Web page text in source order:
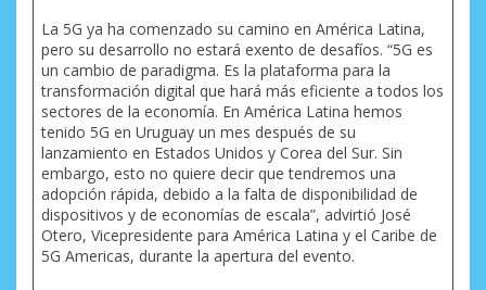
La 5G ya ha comenzado su camino en América Latina,
pero su desarrollo no estará exento de desafíos. “5G es
un cambio de paradigma. Es la plataforma para la
transformación digital que hará más eficiente a todos los
sectores de la economía. En América Latina hemos
tenido 5G en Uruguay un mes después de su
lanzamiento en Estados Unidos y Corea del Sur. Sin
embargo, esto no quiere decir que tendremos una
adopción rápida, debido a la falta de disponibilidad de
dispositivos y de economías de escala”, advirtió José
Otero, Vicepresidente para América Latina y el Caribe de
5G Americas, durante la apertura del evento.